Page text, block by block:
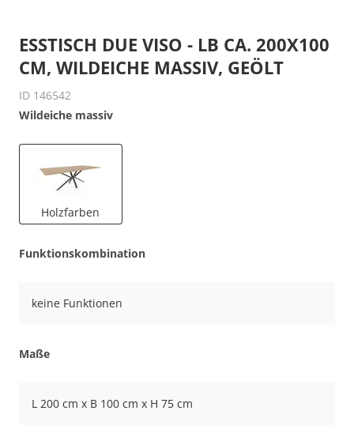
ESSTISCH DUE VISO - LB CA. 200X100
CM, WILDEICHE MASSIV, GEÖLT
ID 146542
Wildeiche massiv
Holzfarben
Funktionskombination
keine Funktionen
Maße
L 200 cm x B 100 cm x H 75 cm